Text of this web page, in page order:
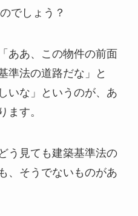
でしょう？
ああ、この物件の前面
準法の道路だな」と
いな」というのが、あ
ます。
う見ても建築基準法の
、そうでないものがあ